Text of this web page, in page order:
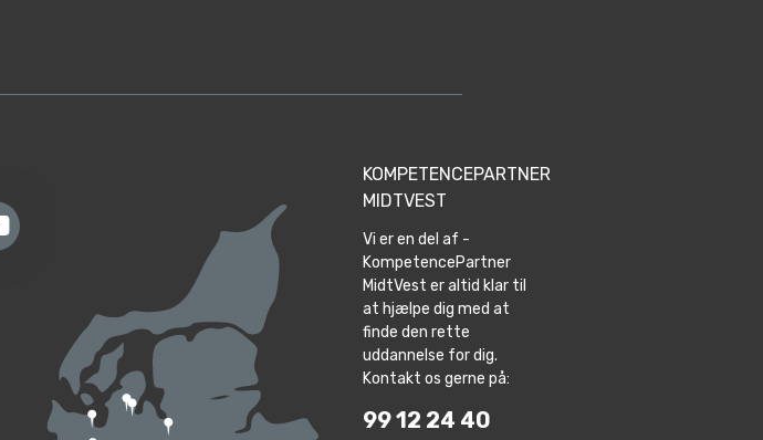
KOMPETENCEPARTNER
MIDTVEST
Vi er en del af -
KompetencePartner
MidtVest er altid klar til
at hjælpe dig med at
finde den rette
uddannelse for dig.
Kontakt os gerne på:
99 12 24 40